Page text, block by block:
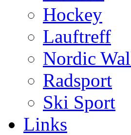
Hockey
Lauftreff
Nordic
Radsport
Ski Sport
Links